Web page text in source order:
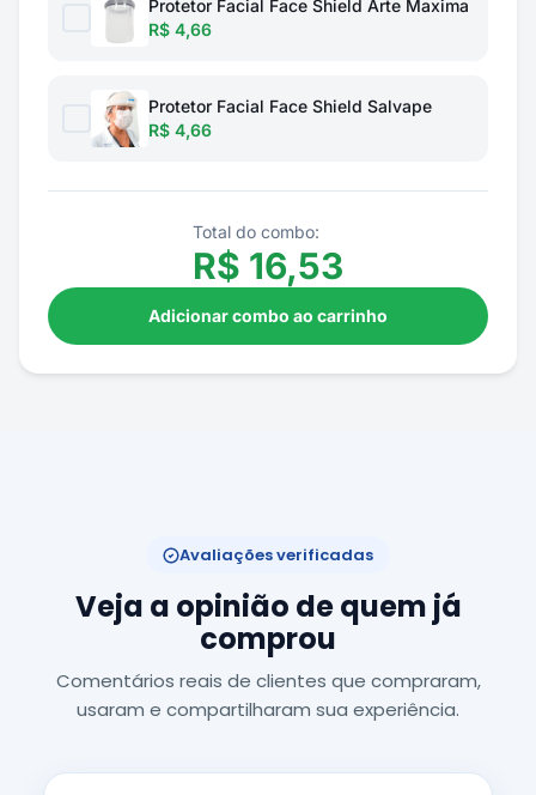
Protetor Facial Face Shield Arte Maxima
R$ 4,66
Protetor Facial Face Shield Salvape
R$ 4,66
Total do combo:
R$ 16,53
Adicionar combo ao carrinho
Avaliações verificadas
Veja a opinião de quem já
comprou
Comentários reais de clientes que compraram,
usaram e compartilharam sua experiência.